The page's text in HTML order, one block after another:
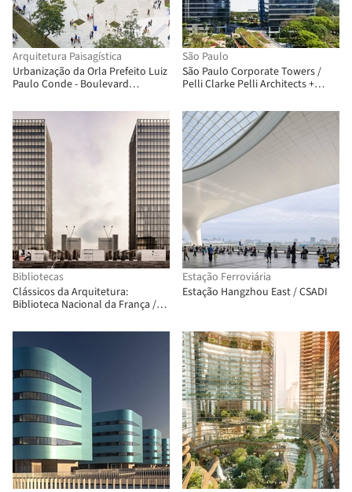
Arquitetura Paisagística
Urbanização da Orla Prefeito Luiz
Paulo Conde - Boulevard
Riera Arquitetura
São Paulo
São Paulo Corporate Towers /
Pelli Clarke Pelli Architects +
Bibliotecas
Clássicos da Arquitetura:
Biblioteca Nacional da França /
Estação Ferroviária
Estação Hangzhou East / CSADI